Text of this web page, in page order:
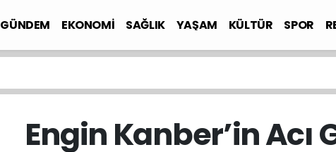
GÜNDEM EKONOMİ SAĞLIK YAŞAM KÜLTÜR SPOR
Engin Kanber’in Acı